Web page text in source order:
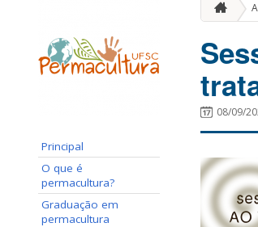
Principal
O que é
permacultura?
Graduação em
permacultura
08/09/